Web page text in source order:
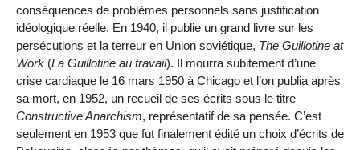
conséquences de problèmes person­nels sans justification
idéologique réelle. En 1940, il publie un grand livre sur les
persécutions et la terreur en Union soviétique, The Guillotine at
Work (La Guillotine au travail). Il mourra subitement d’une
crise cardiaque le 16 mars 1950 à Chicago et l’on publia après
sa mort, en 1952, un recueil de ses écrits sous le titre
Constructive Anarchism, représenta­tif de sa pensée. C’est
seulement en 1953 que fut finalement édité un choix d’écrits de